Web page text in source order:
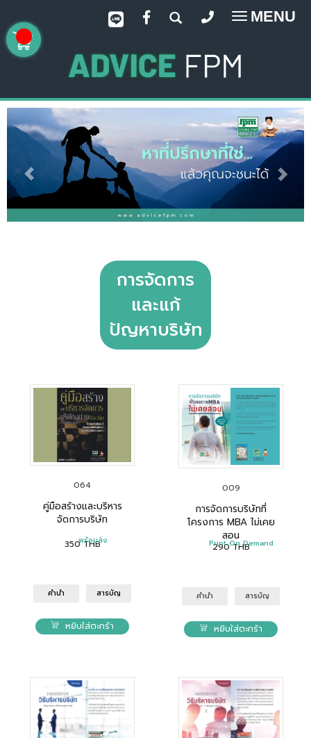
Toggle
MENU
การจัดการ
และแก้
ปัญหาบริษัท
064
คู่มือสร้างและบริหาร
จัดการบริษัท
350 THB
พร้อมส่ง
คำนำ สารบัญ
หยิบใส่ตะกร้า
009
การจัดการบริษัทที่
โครงการ MBA ไม่เคย
สอน
290 THB
Print On Demand
คำนำ สารบัญ
หยิบใส่ตะกร้า